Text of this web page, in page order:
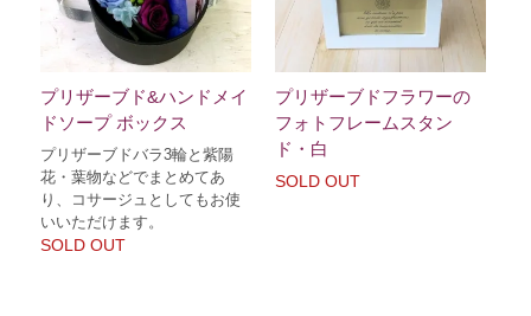
プリザーブド&ハンドメイ
ドソープ ボックス
プリザーブドバラ3輪と紫陽
花・葉物などでまとめてあ
り、コサージュとしてもお使
いいただけます。
SOLD OUT
プリザーブドフラワーの
フォトフレームスタン
ド・白
SOLD OUT